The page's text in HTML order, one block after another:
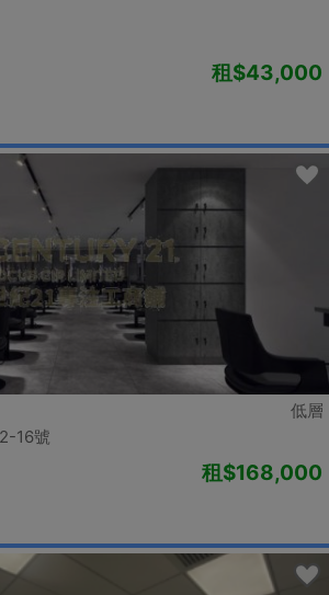
租$43,000
低層
16號
租$168,000